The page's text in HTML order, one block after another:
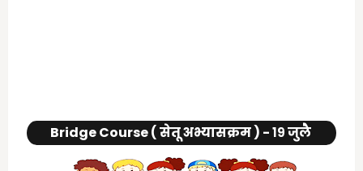
Bridge Course ( सेतू अभ्यासक्रम ) - १९ जुलै